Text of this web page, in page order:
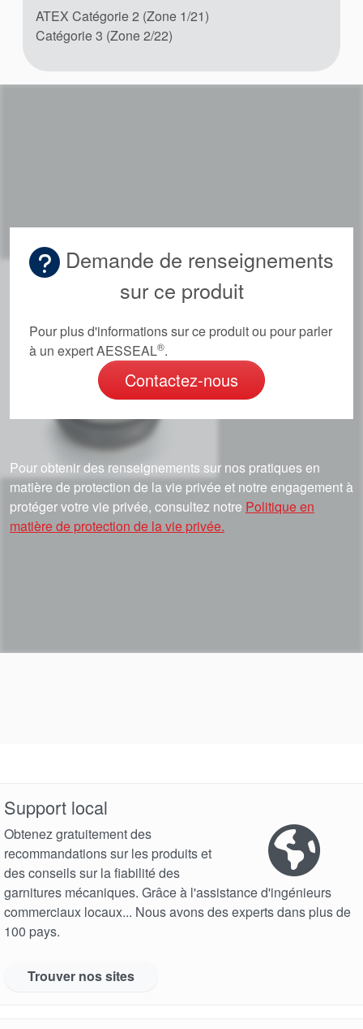
ATEX Catégorie 2 (Zone 1/21)
Catégorie 3 (Zone 2/22)
Demande de renseignements
sur ce produit
Pour plus d'informations sur ce produit ou pour parler
à un expert AESSEAL®.
Contactez-nous
Pour obtenir des renseignements sur nos pratiques en
matière de protection de la vie privée et notre engagement à
protéger votre vie privée, consultez notre Politique en
matière de protection de la vie privée.
Support local
Obtenez gratuitement des
recommandations sur les produits et
des conseils sur la fiabilité des
garnitures mécaniques. Grâce à l'assistance d'ingénieurs
commerciaux locaux... Nous avons des experts dans plus de
100 pays.
Trouver nos sites